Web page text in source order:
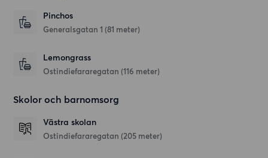
Pinchos
Generalsgatan 1 (81 meter)
Lemongrass
Ostindiefararegatan (116 meter)
Skolor och barnomsorg
Västra skolan
Ostindiefararegatan (205 meter)